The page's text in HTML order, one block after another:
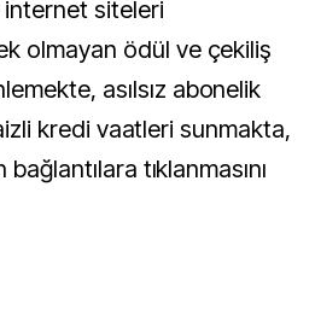
internet siteleri
olmayan ödül ve çekiliş
asılsız abonelik
kredi vaatleri sunmakta,
bağlantılara tıklanmasını